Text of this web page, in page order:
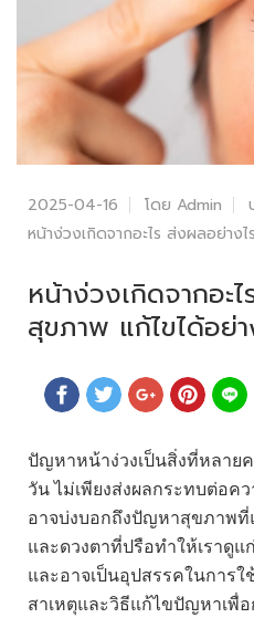
2025-04-16 โดย Admin
หน้าง่วงเกิดจากอะไร ส่งผลอย่าง
หน้าง่วงเกิดจากอะ
สุขภาพ แก้ไขได้อย่า
ปัญหาหน้าง่วงเป็นสิ่งที่หลาย
วัน ไม่เพียงส่งผลกระทบต่อค
อาจบ่งบอกถึงปัญหาสุขภาพที่
และดวงตาที่ปรือทำให้เราดู
และอาจเป็นอุปสรรคในการ
สาเหตุและวิธีแก้ไขปัญหาเพื่